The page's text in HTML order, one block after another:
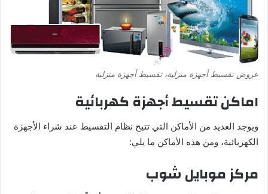
عروض تقسيط أجهزة منزلية، تقسيط أجهزة منزلية
اماكن تقسيط أجهزة كهربائية
ويوجد العديد من الأماكن التي تتيح نظام التقسيط عند شراء الأجهزة
الكهربائية، ومن هذه الأماكن ما يلي:
مركز موبايل شوب